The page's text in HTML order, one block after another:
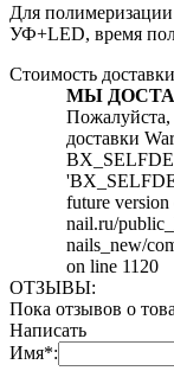
Для
УФ+LED, время
Стоимость
МЫ
Пожалуйста,
доставки
future
nail.ru/
nails_new/
on line 1120
ОТЗЫВЫ:
Пока отзывов о
Написать
Имя*: